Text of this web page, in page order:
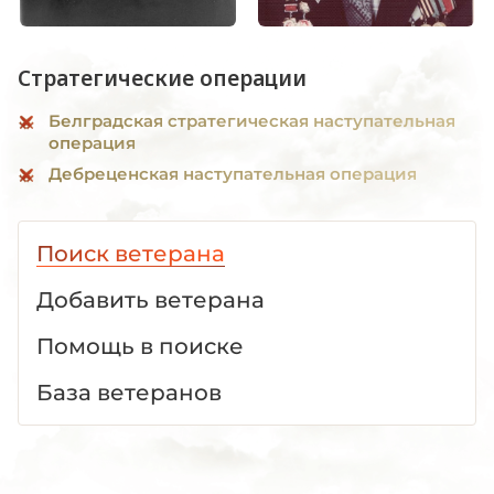
Стратегические операции
Белградская стратегическая наступательная
операция
Дебреценская наступательная операция
Поиск ветерана
Добавить ветерана
Помощь в поиске
База ветеранов